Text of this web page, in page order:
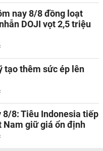
nay 8/8 đồng loạt
DOJI vọt 2,5 triệu
tạo thêm sức ép lên
8/8: Tiêu Indonesia tiếp
Nam giữ giá ổn định